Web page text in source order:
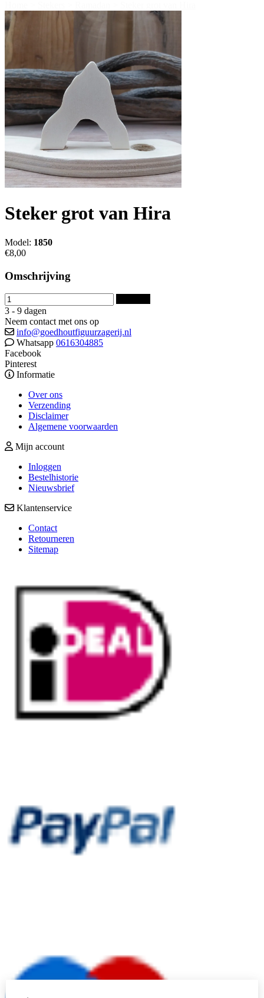
Steker grot van Hira
Model: 1850
€8,00
Omschrijving
3 - 9 dagen
Neem contact met ons op
info@goedhoutfiguurzagerij.nl
Whatsapp 0616304885
Facebook
Pinterest
Informatie
Over ons
Verzending
Disclaimer
Algemene voorwaarden
Mijn account
Inloggen
Bestelhistorie
Nieuwsbrief
Klantenservice
Contact
Retourneren
Sitemap